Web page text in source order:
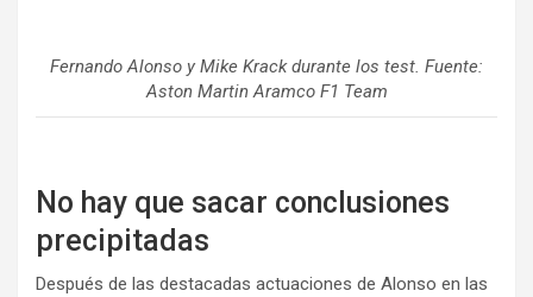
Fernando Alonso y Mike Krack durante los test. Fuente:
Aston Martin Aramco F1 Team
No hay que sacar conclusiones
precipitadas
Después de las destacadas actuaciones de Alonso en las